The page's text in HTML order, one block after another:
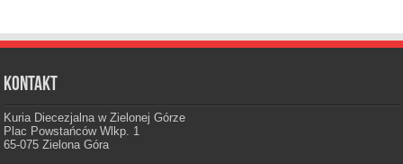
Kontakt
Kuria Diecezjalna w Zielonej Górze
Plac Powstańców Wlkp. 1
65-075 Zielona Góra